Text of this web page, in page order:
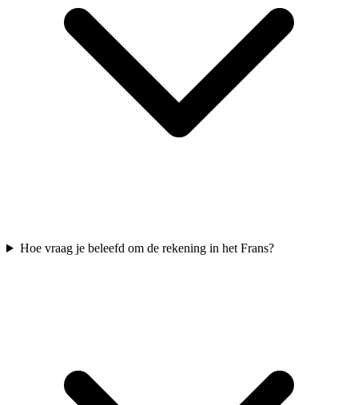
Hoe vraag je beleefd om de rekening in het Frans?